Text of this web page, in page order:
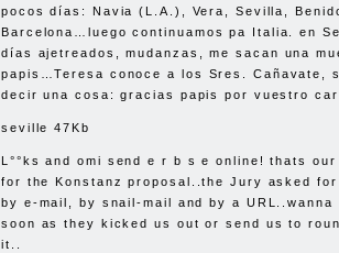
pocos días: Navia (L.A.), Vera, Sevilla,
Barcelona…luego continuamos pa Italia. en
días ajetreados, mudanzas, me sacan una
papis…Teresa conoce a los Sres. Cañavate,
decir una cosa: gracias papis por vuestro
seville 47Kb
L°°ks and omi send e r b s e online! thats
for the Konstanz proposal..the Jury asked
by e-mail, by snail-mail and by a URL
soon as they kicked us out or send us to
it..